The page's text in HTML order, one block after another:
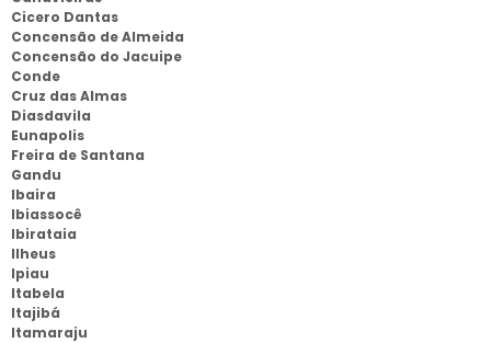
Cicero Dantas
Concensão de Almeida
Concensão do Jacuipe
Conde
Cruz das Almas
Diasdavila
Eunapolis
Freira de Santana
Gandu
Ibaira
Ibiassocê
Ibirataia
Ilheus
Ipiau
Itabela
Itajibá
Itamaraju